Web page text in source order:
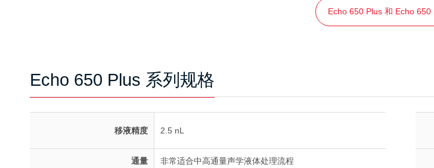
Echo 650 Plus 和 Echo 650
Echo 650 Plus 系列规格
移液精度 2.5 nL
通量 非常适合中高通量声学液体处理流程